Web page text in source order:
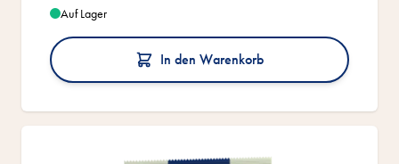
Auf Lager
In den Warenkorb